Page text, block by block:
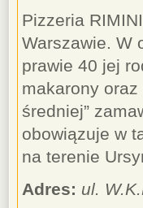
Pizzeria
Warszawie. W
prawie 40 jej
makarony oraz
średniej”
obowiązuje w
na terenie
Adres: ul.